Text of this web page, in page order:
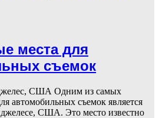
места для
съемок
США Одним из самых
автомобильных съемок является
США. Это место известно